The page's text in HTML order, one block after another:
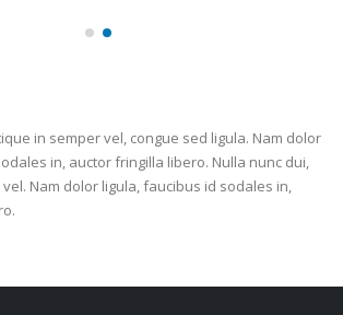
in semper vel, congue sed ligula. Nam dolor
in, auctor fringilla libero. Nulla nunc dui,
Nam dolor ligula, faucibus id sodales in,